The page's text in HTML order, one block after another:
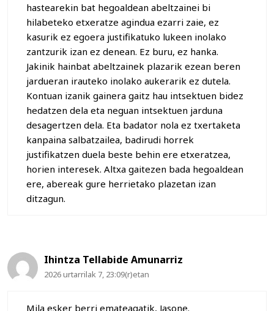
hastearekin bat hegoaldean abeltzainei bi
hilabeteko etxeratze agindua ezarri zaie, ez
kasurik ez egoera justifikatuko lukeen inolako
zantzurik izan ez denean. Ez buru, ez hanka.
Jakinik hainbat abeltzainek plazarik ezean beren
jardueran irauteko inolako aukerarik ez dutela.
Kontuan izanik gainera gaitz hau intsektuen bidez
hedatzen dela eta neguan intsektuen jarduna
desagertzen dela. Eta badator nola ez txertaketa
kanpaina salbatzailea, badirudi horrek
justifikatzen duela beste behin ere etxeratzea,
horien interesek. Altxa gaitezen bada hegoaldean
ere, abereak gure herrietako plazetan izan
ditzagun.
Ihintza Tellabide Amunarriz
2026 urtarrilak 7, 23:09(r)etan
Mila esker berri emateagatik, Jasone.